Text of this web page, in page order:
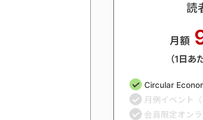
読
月額
（1日あ
Circular
月例イベント
会員限定オン